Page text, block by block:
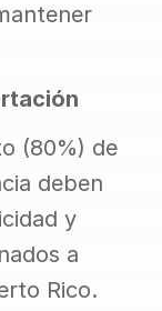
(80%) de
deben
y
a
Rico.